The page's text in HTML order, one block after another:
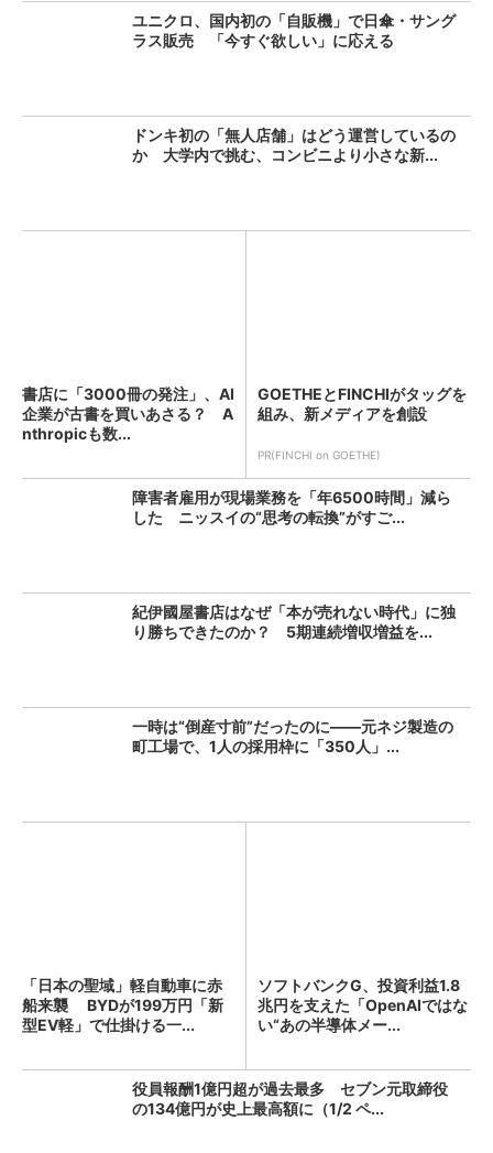
ユニクロ、国内初の「自販機」で日傘・サング
ラス販売 「今すぐ欲しい」に応える
ドンキ初の「無人店舗」はどう運営しているの
か 大学内で挑む、コンビニより小さな新...
書店に「3000冊の発注」、AI
企業が古書を買いあさる？ A
nthropicも数...
GOETHEとFINCHIがタッグを
組み、新メディアを創設
PR(FINCHI on GOETHE)
障害者雇用が現場業務を「年6500時間」減ら
した ニッスイの“思考の転換”がすご...
紀伊國屋書店はなぜ「本が売れない時代」に独
り勝ちできたのか？ 5期連続増収増益を...
一時は“倒産寸前”だったのに――元ネジ製造の
町工場で、1人の採用枠に「350人」...
「日本の聖域」軽自動車に赤
船来襲 BYDが199万円「新
型EV軽」で仕掛ける一...
ソフトバンクG、投資利益1.8
兆円を支えた「OpenAIではな
い“あの半導体メー...
役員報酬1億円超が過去最多 セブン元取締役
の134億円が史上最高額に（1/2 ペ...